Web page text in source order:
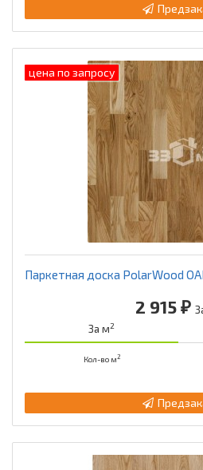
цена по запросу
Паркетная доска PolarWood
2 915 ₽
За м2
Кол-во м2